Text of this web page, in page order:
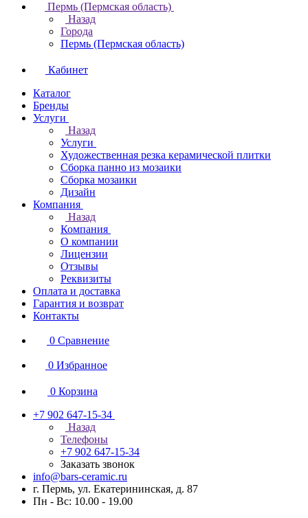
Пермь (Пермская область)
Назад
Города
Пермь (Пермская область)
Кабинет
Каталог
Бренды
Услуги
Назад
Услуги
Художественная резка керамической плитки
Сборка панно из мозаики
Сборка мозаики
Дизайн
Компания
Назад
Компания
О компании
Лицензии
Отзывы
Реквизиты
Оплата и доставка
Гарантия и возврат
Контакты
0 Сравнение
0 Избранное
0 Корзина
+7 902 647-15-34
Назад
Телефоны
+7 902 647-15-34
Заказать звонок
info@bars-ceramic.ru
г. Пермь, ул. Екатерининская, д. 87
Пн - Вс: 10.00 - 19.00